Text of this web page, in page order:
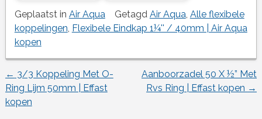
Geplaatst in Air Aqua Getagd Air Aqua Alle flexibele
koppelingen Flexibele Eindkap 1¼'' / 40mm | Air Aqua
kopen
Berichtnavigatie
← 3/3 Koppeling Met O-
Ring Lijm 50mm | Effast
kopen
Aanboorzadel 50 X ½” Met
Rvs Ring | Effast kopen →